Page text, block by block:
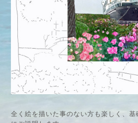
全く絵を描いた事のない方も楽しく、